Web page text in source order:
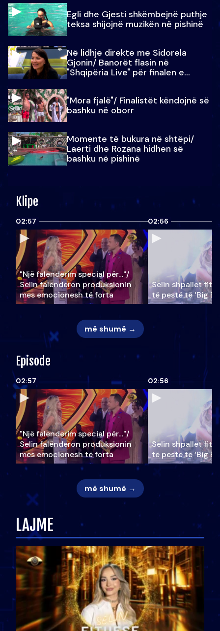
Egli dhe Gjesti shkëmbejnë puthje
teksa shijojnë muzikën në pishinë
Në lidhje direkte me Sidorela
Gjonin/ Banorët flasin në
"Shqipëria Live" për finalen e
"Mora fjalë"/ Finalistët këndojnë së
bashku në oborr
Momente të bukura në shtëpi/
Laerti dhe Rozana hidhen së
bashku në pishinë
Klipe
02:57
"Një falenderim special për…"/
Selin falënderon produksionin
mes emocionesh të forta
02:56
Selin shpallet
të pestë të ‘Big
më shumë →
Episode
02:57
"Një falenderim special për…"/
Selin falënderon produksionin
mes emocionesh të forta
02:56
Selin shpallet
të pestë të ‘Big
më shumë →
LAJME